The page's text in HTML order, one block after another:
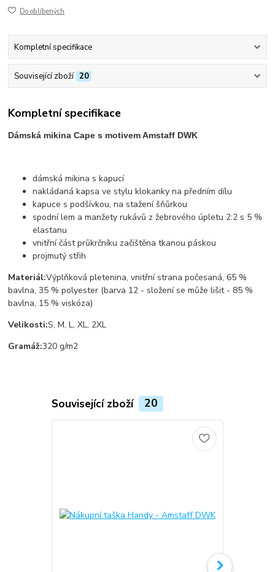
Do oblíbených
Kompletní specifikace
Související zboží 20
Kompletní specifikace
Dámská mikina Cape s motivem Amstaff DWK
dámská mikina s kapucí
nakládaná kapsa ve stylu klokanky na předním dílu
kapuce s podšívkou, na stažení šňůrkou
spodní lem a manžety rukávů z žebrového úpletu 2:2 s 5 %
elastanu
vnitřní část průkrčníku začištěna tkanou páskou
projmutý střih
Materiál:Výplňková pletenina, vnitřní strana počesaná, 65 %
bavlna, 35 % polyester (barva 12 - složení se může lišit - 85 %
bavlna, 15 % viskóza)
Velikosti:S, M, L, XL, 2XL
Gramáž:320 g/m2
Související zboží 20